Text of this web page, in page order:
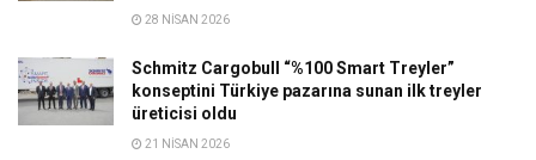
28 NISAN 2026
Schmitz Cargobull “%100 Smart Treyler”
konseptini Türkiye pazarına sunan ilk treyler
üreticisi oldu
21 NISAN 2026